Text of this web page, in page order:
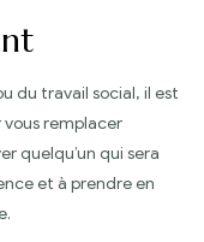
du travail social, il est
remplacer
quelqu’un qui sera
et à prendre en